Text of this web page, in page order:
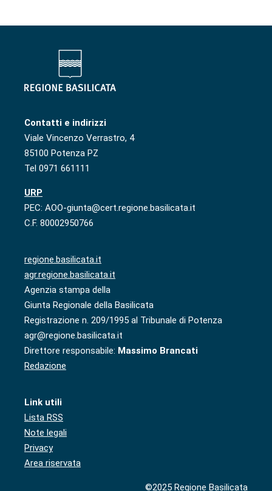
Contatti e indirizzi
Viale Vincenzo Verrastro, 4
85100 Potenza PZ
Tel 0971 661111
URP
PEC: AOO-giunta@cert.regione.basilicata.it
C.F. 80002950766
regione.basilicata.it
agr.regione.basilicata.it
Agenzia stampa della
Giunta Regionale della Basilicata
Registrazione n. 209/1995 al Tribunale di Potenza
agr@regione.basilicata.it
Direttore responsabile: Massimo Brancati
Redazione
Link utili
Lista RSS
Note legali
Privacy
Area riservata
©2025 Regione Basilicata